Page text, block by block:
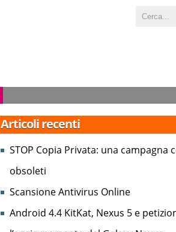
Articoli recenti
STOP Copia Privata: una campagna
obsoleti
Scansione Antivirus Online
Android 4.4 KitKat, Nexus 5 e